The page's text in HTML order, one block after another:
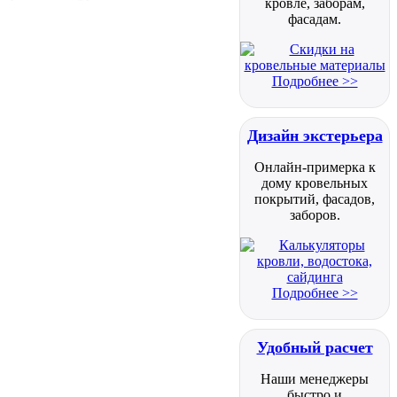
кровле, заборам,
фасадам.
Подробнее >>
Дизайн экстерьера
Онлайн-примерка к
дому кровельных
покрытий, фасадов,
заборов.
Подробнее >>
Удобный расчет
Наши менеджеры